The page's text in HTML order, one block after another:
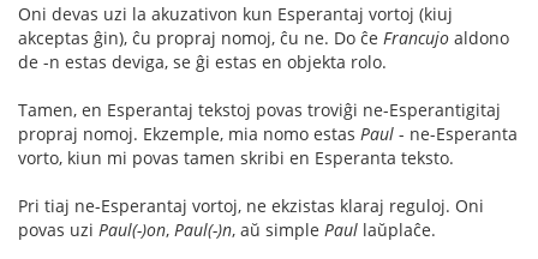
Oni devas uzi la akuzativon kun Esperantaj vortoj (kiuj
akceptas ĝin), ĉu propraj nomoj, ĉu ne. Do ĉe Francujo aldono
de -n estas deviga, se ĝi estas en objekta rolo.
Tamen, en Esperantaj tekstoj povas troviĝi ne-Esperantigitaj
propraj nomoj. Ekzemple, mia nomo estas Paul - ne-Esperanta
vorto, kiun mi povas tamen skribi en Esperanta teksto.
Pri tiaj ne-Esperantaj vortoj, ne ekzistas klaraj reguloj. Oni
povas uzi Paul(-)on, Paul(-)n, aŭ simple Paul laŭplaĉe.